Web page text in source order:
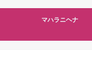
マハラニヘナ